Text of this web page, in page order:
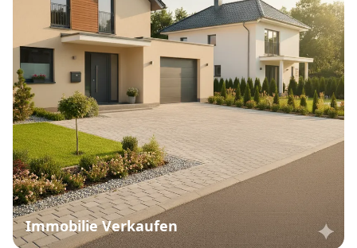
Immobilie Verkaufen